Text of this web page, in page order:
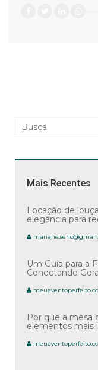
Mais Recentes
Locação de
elegância para
Um Guia para a
Conectando
Por que a mesa
elementos mais